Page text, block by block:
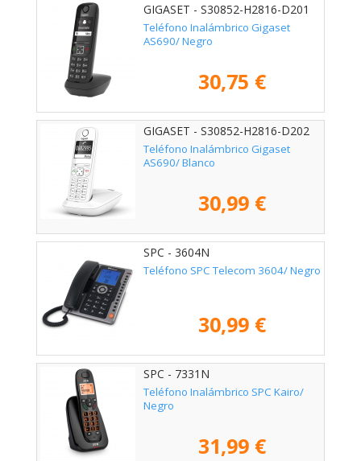
GIGASET - S30852-H2816-D201
Teléfono Inalámbrico Gigaset
AS690/ Negro
30,75 €
GIGASET - S30852-H2816-D202
Teléfono Inalámbrico Gigaset
AS690/ Blanco
30,99 €
SPC - 3604N
Teléfono SPC Telecom 3604/ Negro
30,99 €
SPC - 7331N
Teléfono Inalámbrico SPC Kairo/
Negro
31,99 €